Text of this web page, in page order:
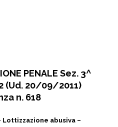
PENALE Sez. 3^
(Ud. 20/09/2011)
n. 618
Lottizzazione abusiva –